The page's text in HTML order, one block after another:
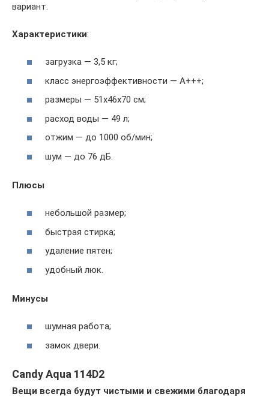
вариант.
Характеристики:
загрузка — 3,5 кг;
класс энергоэффективности — А+++;
размеры — 51x46x70 см;
расход воды — 49 л;
отжим — до 1000 об/мин;
шум — до 76 дБ.
Плюсы
небольшой размер;
быстрая стирка;
удаление пятен;
удобный люк.
Минусы
шумная работа;
замок двери.
Candy Aqua 114D2
Вещи всегда будут чистыми и свежими благодаря